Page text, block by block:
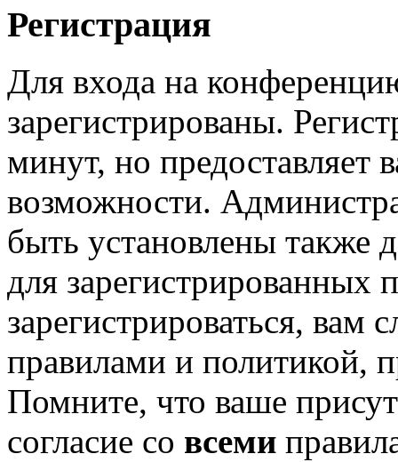
Регистрация
Для входа на
зарегистрированы.
минут, но предоставляет
возможности.
быть установлены также
для зарегистрированных
зарегистрироваться, вам
правилами и политикой,
Помните, что ваше
согласие со всеми